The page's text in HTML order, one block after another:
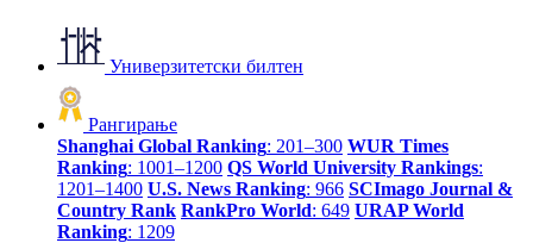
Универзитетски билтен
Рангирање
Shanghai Global Ranking: 201–300 WUR Times
Ranking: 1001–1200 QS World University Rankings:
1201–1400 U.S. News Ranking: 966 SCImago Journal &
Country Rank RankPro World: 649 URAP World
Ranking: 1209